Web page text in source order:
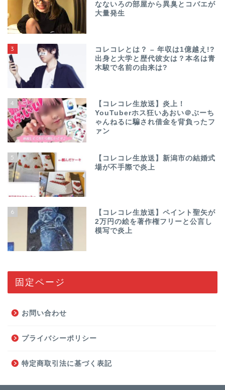
なないろの部屋から異臭とコバエが
大量発生
3
コレコレとは？ – 年収は1億越え!?
出身と大学と歴代彼女は？本名は青
木駿で名前の由来は?
4
【コレコレ生放送】炎上！
YouTuberホス狂いあおい＠ぶーち
ゃんねるに騙され借金を背負ったフ
ァン
5
【コレコレ生放送】新潟市の結婚式
場が不手際で炎上
6
【コレコレ生放送】ペイント聖矢が
2万円の絵を著作権フリーと公言し
模写で炎上
固定ページ
お問い合わせ
プライバシーポリシー
特定商取引法に基づく表記